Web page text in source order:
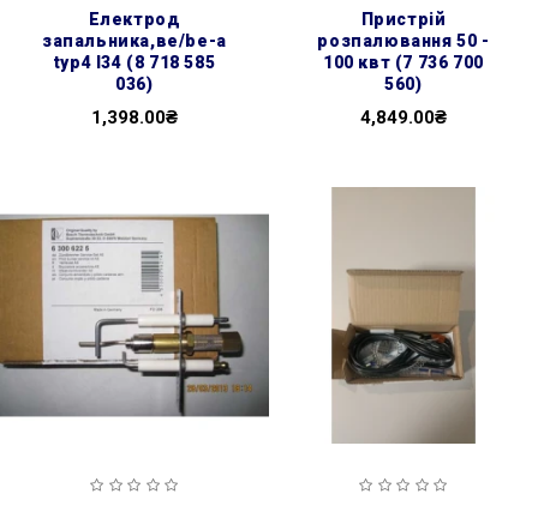
електрод
запальника,ве/be-а
typ4 l34 (8 718 585
036)
1,398.00₴
пристрій
розпалювання 50 -
100 квт (7 736 700
560)
4,849.00₴